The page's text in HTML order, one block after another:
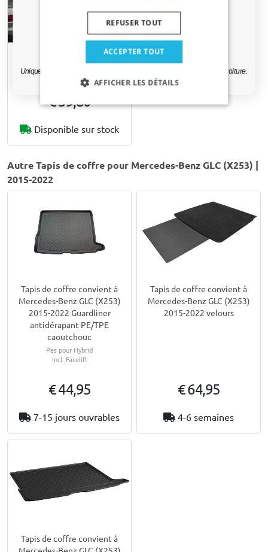
chocs Kleinmetall Rollmat
€ 39,80
Disponible sur stock
Autre Tapis de coffre pour Mercedes-Benz GLC (X253) |
2015-2022
Tapis de coffre convient à
Mercedes-Benz GLC (X253)
2015-2022 Guardliner
antidérapant PE/TPE
caoutchouc
Pas pour Hybrid
Incl. Facelift
€ 44,95
7-15 jours ouvrables
Tapis de coffre convient à
Mercedes-Benz GLC (X253)
2015-2022 velours
€ 64,95
4-6 semaines
Tapis de coffre convient à
ACCEPTER TOUT
REFUSER TOUT
AFFICHER LES DÉTAILS
Uniquement des mises à jour et des offres pertinentes pour votre voiture.